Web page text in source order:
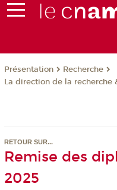
Présentation
Recherche
La direction de la recherche
RETOUR SUR...
Remise des
2025